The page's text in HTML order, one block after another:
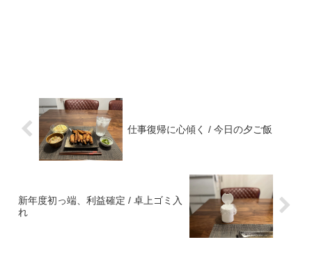
仕事復帰に心傾く / 今日の夕ご飯
新年度初っ端、利益確定 / 卓上ゴミ入
れ